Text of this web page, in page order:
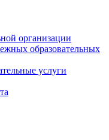
организации
образовательных
услуги